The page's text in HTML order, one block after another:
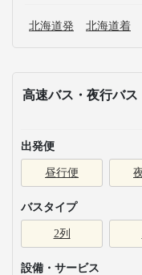
北海道発 北海道着
高速バス・夜行バ
出発便
昼行便
バスタイプ
2列
設備・サービス